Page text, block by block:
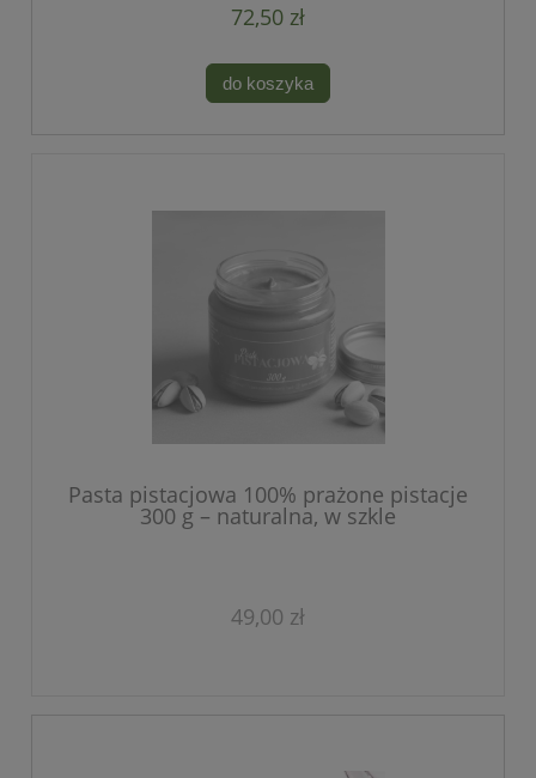
72,50 zł
do koszyka
Pasta pistacjowa 100% prażone pistacje
300 g – naturalna, w szkle
49,00 zł